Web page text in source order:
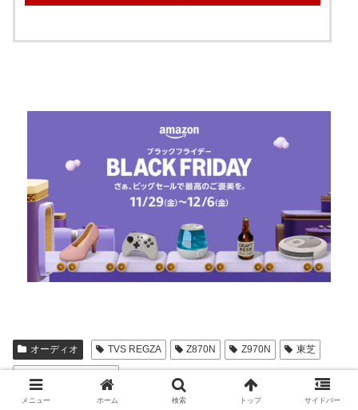
オーディオ TVS REGZA Z870N Z970N 東芝
メニュー ホーム 検索 トップ サイドバー